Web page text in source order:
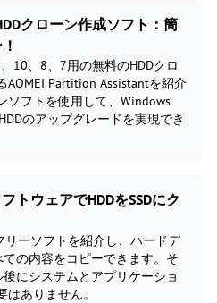
クローン作成ソフト：簡
10、8、7用の無料のHDDクロ
AOMEI Partition Assistantを紹介
ソフトを使用して、Windows
のアップグレードを実現でき
トウェアでHDDをSSDにク
リーソフトを紹介し、ハードデ
ての内容をコピーできます。そ
にシステムとアプリケーショ
ありません。